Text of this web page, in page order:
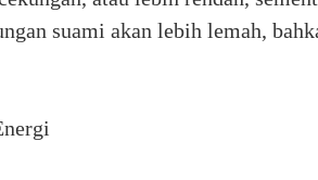
suami akan lebih lemah,